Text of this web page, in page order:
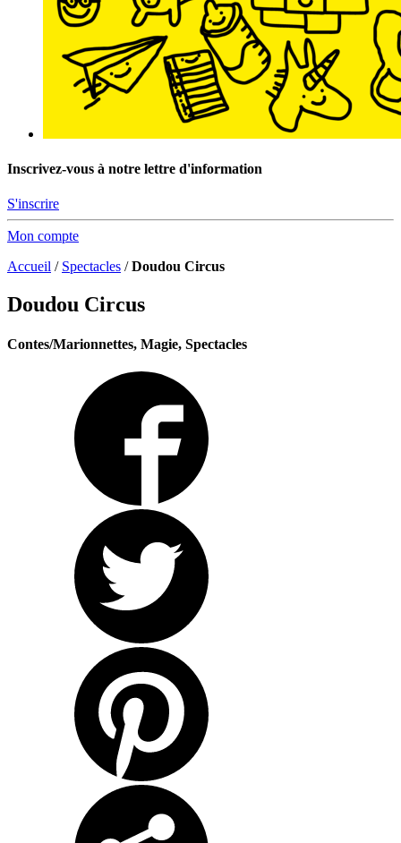
Inscrivez-vous à notre lettre d'information
S'inscrire
Mon compte
Accueil / Spectacles /Doudou Circus
Doudou Circus
Contes/Marionnettes, Magie, Spectacles